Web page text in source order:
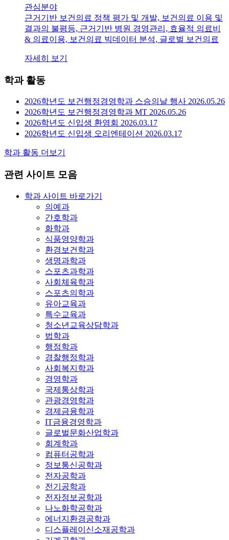
관심분야
근거기반 보건의료 정책 평가 및 개발, 보건의료 이용 및
결과의 불평등, 근거기반 병원 경영관리, 효율적 의료비
& 의료이용, 보건의료 빅데이터 분석, 글로벌 보건의료
자세히 보기
학과 활동
2026학년도 보건행정경영학과 스승의날 행사 2026.05.26
2026학년도 보건행정경영학과 MT 2026.05.26
2026학년도 신입생 환영회 2026.03.17
2026학년도 신입생 오리엔테이션 2026.03.17
학과 활동 더보기
관련 사이트 모음
학과 사이트 바로가기
의예과
간호학과
화학과
식품영양학과
환경보건학과
생명과학과
스포츠과학과
사회체육학과
스포츠의학과
유아교육과
특수교육과
청소년교육상담학과
법학과
행정학과
경찰행정학과
사회복지학과
경영학과
국제통상학과
관광경영학과
경제금융학과
IT금융경영학과
글로벌문화산업학과
회계학과
컴퓨터공학과
정보통신공학과
전자공학과
전기공학과
전자정보공학과
나노화학공학과
에너지환경공학과
디스플레이신소재공학과